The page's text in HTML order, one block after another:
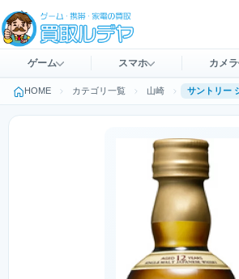
ゲーム スマホ カメラ
HOME カテゴリ一覧 山崎